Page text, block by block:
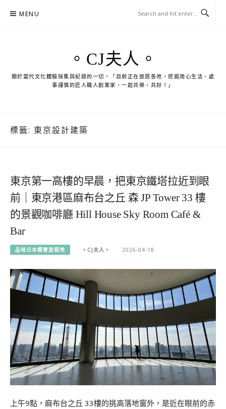
MENU
。CJ夫人。
關於當代文化體驗採集與紀錄的一切。「目前正在旅居各地，挖掘用心生活、處
事謹慎的匠人職人創業家，一起共榮、共好！」
標籤: 東京設計建築
東京第一高樓的早晨，把東京鐵塔拉近到眼
前｜東京港區麻布台之丘 森 JP Tower 33 樓
的景觀咖啡廳 Hill House Sky Room Café &
Bar
品味日本輕奢度假地 。CJ夫人。 2026-04-18
上午9點，麻布台之丘 33樓的挑高落地窗外，是近在眼前的赤